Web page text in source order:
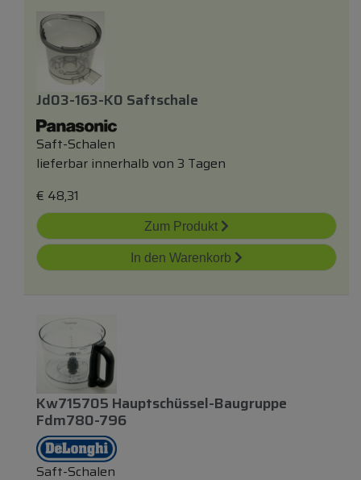
Jd03-163-K0 Saftschale
Saft-Schalen
lieferbar innerhalb von 3 Tagen
€ 48,31
Zum Produkt
In den Warenkorb
Kw715705 Hauptschüssel-Baugruppe
Fdm780-796
Saft-Schalen